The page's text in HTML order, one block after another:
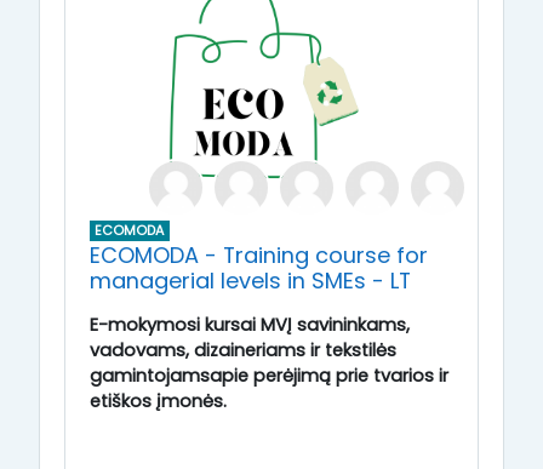
ECOMODA
ECOMODA - Training course for
managerial levels in SMEs - LT
E-mokymosi kursai MVĮ savininkams,
vadovams, dizaineriams ir tekstilės
gamintojamsapie perėjimą prie tvarios ir
etiškos įmonės.